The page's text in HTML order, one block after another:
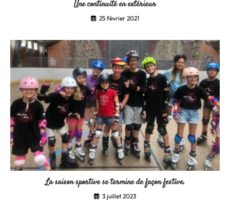
Une continuité en extérieur
25 février 2021
La saison sportive se termine de façon festive.
3 juillet 2023